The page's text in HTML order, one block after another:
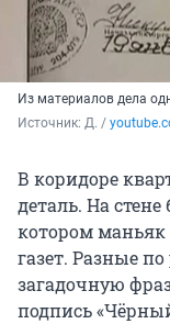
Из материалов дела
Источник: Д. /
В коридоре
деталь. На
котором
газет. Разные
загадочную
подпись